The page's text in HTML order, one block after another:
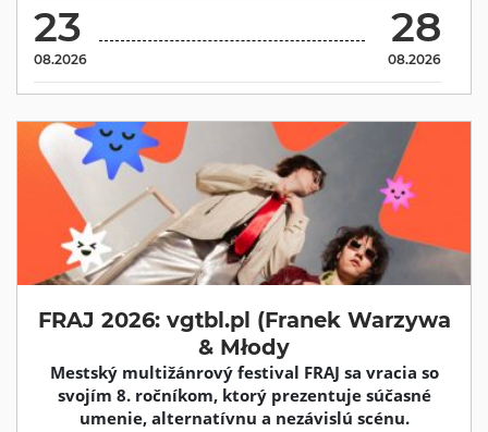
23
08.2026
28
08.2026
FRAJ 2026: vgtbl.pl (Franek Warzywa
& Młody
Mestský multižánrový festival FRAJ sa vracia so
svojím 8. ročníkom, ktorý prezentuje súčasné
umenie, alternatívnu a nezávislú scénu.